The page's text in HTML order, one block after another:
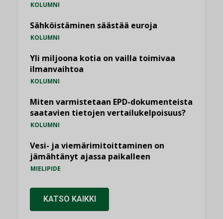
KOLUMNI
Sähköistäminen säästää euroja
KOLUMNI
Yli miljoona kotia on vailla toimivaa
ilmanvaihtoa
KOLUMNI
Miten varmistetaan EPD-dokumenteista
saatavien tietojen vertailukelpoisuus?
KOLUMNI
Vesi- ja viemärimitoittaminen on
jämähtänyt ajassa paikalleen
MIELIPIDE
KATSO KAIKKI